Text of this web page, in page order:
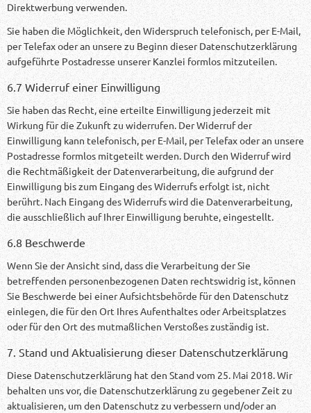
Direktwerbung verwenden.
Sie haben die Möglichkeit, den Widerspruch telefonisch, per E-Mail,
per Telefax oder an unsere zu Beginn dieser Datenschutzerklärung
aufgeführte Postadresse unserer Kanzlei formlos mitzuteilen.
6.7 Widerruf einer Einwilligung
Sie haben das Recht, eine erteilte Einwilligung jederzeit mit
Wirkung für die Zukunft zu widerrufen. Der Widerruf der
Einwilligung kann telefonisch, per E-Mail, per Telefax oder an unsere
Postadresse formlos mitgeteilt werden. Durch den Widerruf wird
die Rechtmäßigkeit der Datenverarbeitung, die aufgrund der
Einwilligung bis zum Eingang des Widerrufs erfolgt ist, nicht
berührt. Nach Eingang des Widerrufs wird die Datenverarbeitung,
die ausschließlich auf Ihrer Einwilligung beruhte, eingestellt.
6.8 Beschwerde
Wenn Sie der Ansicht sind, dass die Verarbeitung der Sie
betreffenden personenbezogenen Daten rechtswidrig ist, können
Sie Beschwerde bei einer Aufsichtsbehörde für den Datenschutz
einlegen, die für den Ort Ihres Aufenthaltes oder Arbeitsplatzes
oder für den Ort des mutmaßlichen Verstoßes zuständig ist.
7. Stand und Aktualisierung dieser Datenschutzerklärung
Diese Datenschutzerklärung hat den Stand vom 25. Mai 2018. Wir
behalten uns vor, die Datenschutzerklärung zu gegebener Zeit zu
aktualisieren, um den Datenschutz zu verbessern und/oder an